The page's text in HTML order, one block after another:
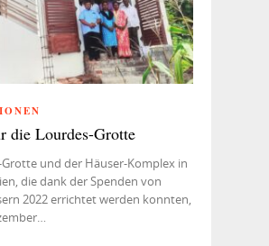
die Lourdes-Grotte
und der Häuser-Komplex in
die dank der Spenden von
2022 errichtet werden konnten,